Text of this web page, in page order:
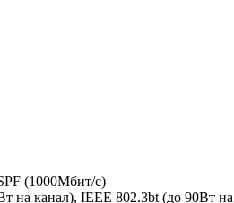
(1000Мбит/с)
на канал), IEEE 802.3bt (до 90Вт